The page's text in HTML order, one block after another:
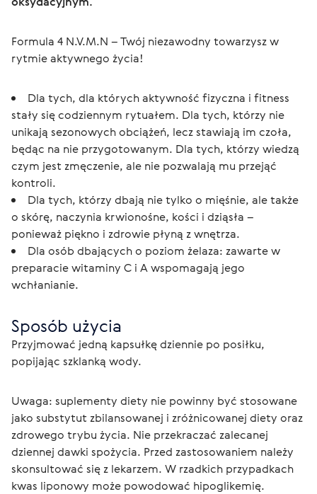
Formula 4 N.V.M.N – Twój niezawodny towarzysz w
rytmie aktywnego życia!
Dla tych, dla których aktywność fizyczna i fitness
stały się codziennym rytuałem. Dla tych, którzy nie
unikają sezonowych obciążeń, lecz stawiają im czoła,
będąc na nie przygotowanym. Dla tych, którzy wiedzą
czym jest zmęczenie, ale nie pozwalają mu przejąć
kontroli.
Dla tych, którzy dbają nie tylko o mięśnie, ale także
o skórę, naczynia krwionośne, kości i dziąsła –
ponieważ piękno i zdrowie płyną z wnętrza.
Dla osób dbających o poziom żelaza: zawarte w
preparacie witaminy C i A wspomagają jego
wchłanianie.
Sposób użycia
Przyjmować jedną kapsułkę dziennie po posiłku,
popijając szklanką wody.
Uwaga: suplementy diety nie powinny być stosowane
jako substytut zbilansowanej i zróżnicowanej diety oraz
zdrowego trybu życia. Nie przekraczać zalecanej
dziennej dawki spożycia. Przed zastosowaniem należy
skonsultować się z lekarzem. W rzadkich przypadkach
kwas liponowy może powodować hipoglikemię.